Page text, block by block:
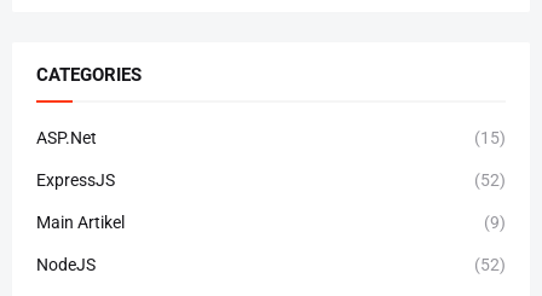
CATEGORIES
ASP.Net (15)
ExpressJS (52)
Main Artikel (9)
NodeJS (52)